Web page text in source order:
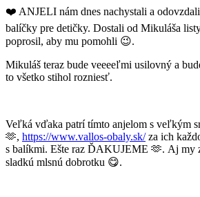
❤️ ANJELI nám dnes nachystali a
balíčky pre detičky. Dostali od Mikuláša
poprosil, aby mu pomohli 😉.
Mikuláš teraz bude veeeeľmi usilovný a
to všetko stihol rozniesť.
Veľká vďaka patrí tímto anjelom s veľkým
🫶, https://www.vallos-obaly.sk/za ich
s balíkmi. Ešte raz ĎAKUJEME 🫶. Aj my
sladkú mlsnú dobrotku 😋.